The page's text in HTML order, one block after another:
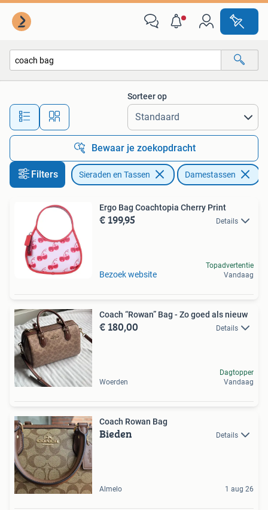
Alle afstanden…
Sorteer op
Bewaar je zoekopdracht
Filters Sieraden en Tassen Damestassen
Ergo Bag Coachtopia Cherry Print
€ 199,95 Details
Bezoek website
Topadvertentie
Vandaag
Coach “Rowan” Bag - Zo goed als nieuw
€ 180,00 Details
Woerden
Dagtopper
Vandaag
Coach Rowan Bag
Bieden Details
Almelo 1 aug 26